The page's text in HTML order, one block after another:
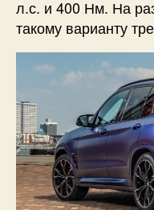
л.с. и 400 Нм. На
такому варианту